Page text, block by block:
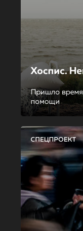
Хоспис.
Пришло время
помощи
СПЕЦПРОЕКТ